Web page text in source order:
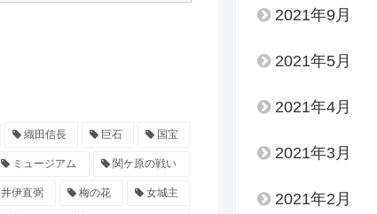
織田信長 巨石 国宝
ミュージアム 関ケ原の戦い
井伊直弼 梅の花 女城主
2021年9月
2021年5月
2021年4月
2021年3月
2021年2月